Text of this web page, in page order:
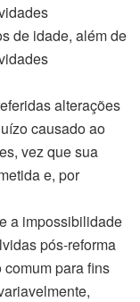
de idade, além de
alterações
causado ao
vez que sua
e, por
a impossibilidade
pós-reforma
para fins